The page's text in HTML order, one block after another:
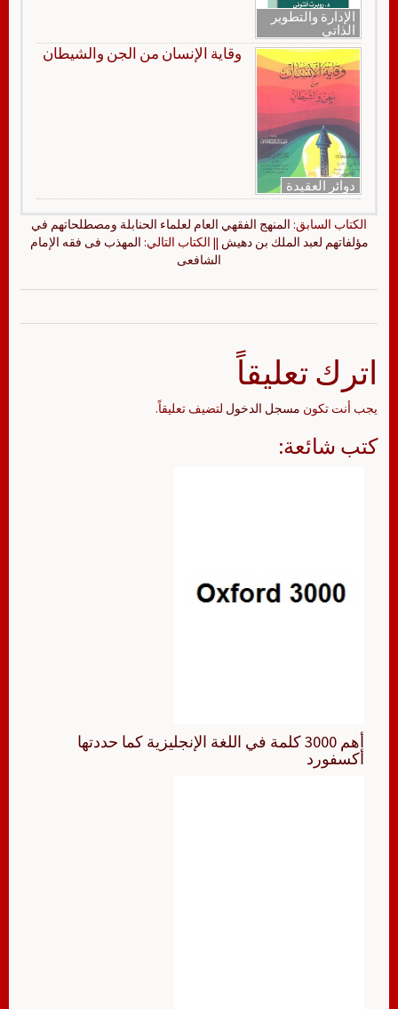
الإدارة والتطوير
الذاتي
دوائر العقيدة
وقاية الإنسان من الجن والشيطان
الكتاب السابق: المنهج الفقهي العام لعلماء الحنابلة ومصطلحاتهم في
مؤلفاتهم لعبد الملك بن دهيش || الكتاب التالي: المهذب فى فقه الإمام
الشافعى
اترك تعليقاً
يجب أنت تكون مسجل الدخول لتضيف تعليقاً.
كتب شائعة:
أهم 3000 كلمة في اللغة الإنجليزية كما حددتها
أكسفورد